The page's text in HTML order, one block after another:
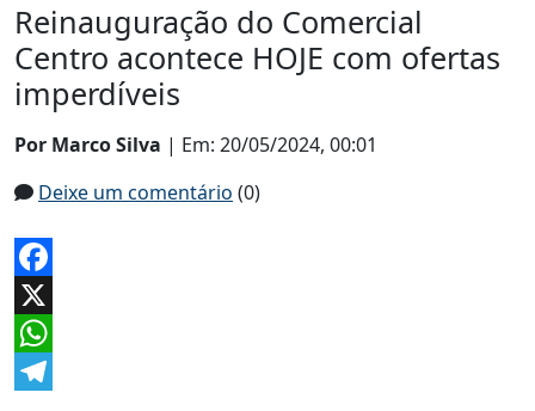
Reinauguração do Comercial
Centro acontece HOJE com ofertas
imperdíveis
Por Marco Silva | Em: 20/05/2024, 00:01
Deixe um comentário (0)
Facebook
X
WhatsApp